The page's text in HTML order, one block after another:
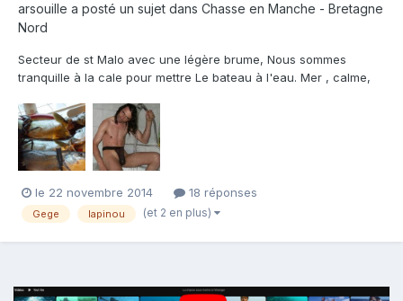
arsouille a posté un sujet dans Chasse en Manche - Bretagne
Nord
Secteur de st Malo avec une légère brume, Nous sommes
tranquille à la cale pour mettre Le bateau à l'eau. Mer , calme,
tour du neuf trois, mais non........ On peche; on peche, on peche.
On n'a pas pu mettre la palme en dessous.....
le 22 novembre 2014 18 réponses
Gege lapinou (et 2 en plus)